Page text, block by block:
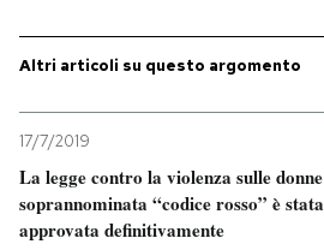
Altri articoli su questo argomento
17/7/2019
La legge contro la violenza sulle donne
soprannominata “codice rosso” è stata
approvata definitivamente